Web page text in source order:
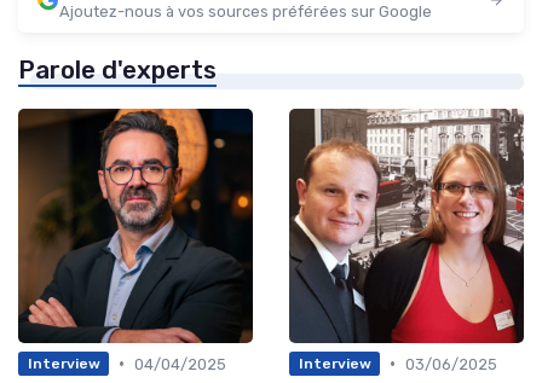
Ajoutez-nous à vos sources préférées sur Google
Parole d'experts
Interview • 04/04/2025
Interview • 03/06/2025